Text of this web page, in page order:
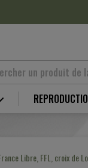
Libre, FFL, croix de